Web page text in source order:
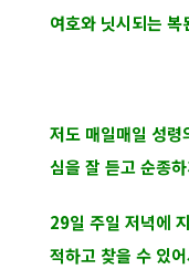
여호와 닛시되는 복
저도 매일매일 성
심을 잘 듣고 순종
29일 주일 저녁에
적하고 찾을 수 있